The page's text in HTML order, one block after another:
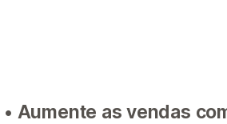
• Aumente as vendas